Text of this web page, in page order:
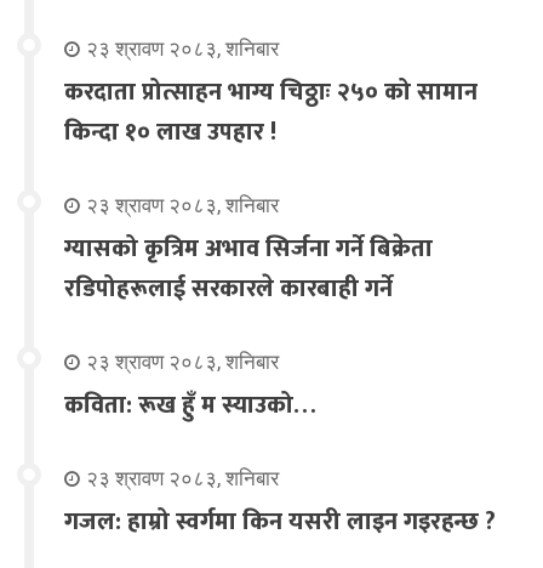
२३ श्रावण २०८३, शनिबार
करदाता प्रोत्साहन भाग्य चिठ्ठाः २५० को सामान
किन्दा १० लाख उपहार !
२३ श्रावण २०८३, शनिबार
ग्यासको कृत्रिम अभाव सिर्जना गर्ने बिक्रेता
रडिपोहरूलाई सरकारले कारबाही गर्ने
२३ श्रावण २०८३, शनिबार
कविता: रूख हुँ म स्याउको…
२३ श्रावण २०८३, शनिबार
गजल: हाम्रो स्वर्गमा किन यसरी लाइन गइरहन्छ ?